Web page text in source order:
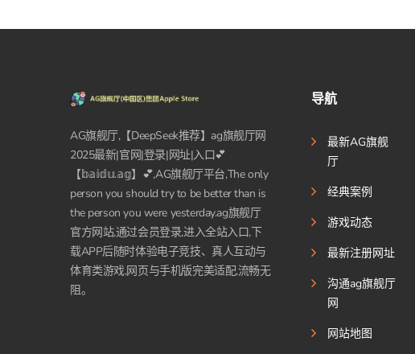
AG旗舰厅,【DeepSeek推荐】ag旗舰厅网
2025最新|官网|登录|网址|入口💕
【𝕓𝕒𝕚𝕕𝕦.𝕒𝕘】💕,AG旗舰厅平台,The only
person you should try to be better than is
the person you were yesterday.ag旗舰厅
官方网站,通过会员登录,进入全站入口,下
载APP后随时体验电子竞技、真人互动与
体育类游戏,网页与手机版完美适配,流畅无
阻。
导航
最新AG旗舰
厅
经典案例
游戏动态
最新注册网址
沟通ag旗舰厅
网
网站地图